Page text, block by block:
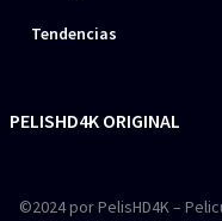
Tendencias
PELISHD4K ORIGINAL
©2024 por PelisHD4K –